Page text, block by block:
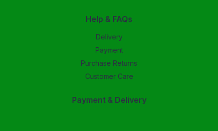
Help & FAQs
Delivery
Payment
Purchase Returns
Customer Care
Payment & Delivery